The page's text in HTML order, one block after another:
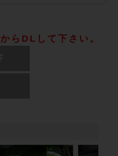
らDLして下さい。